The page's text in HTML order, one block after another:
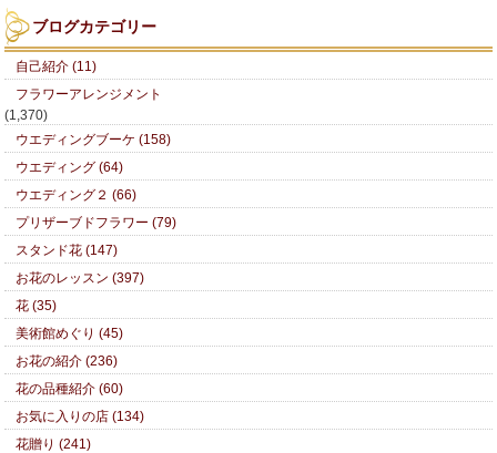
ブログカテゴリー
自己紹介 (11)
フラワーアレンジメント
(1,370)
ウエディングブーケ (158)
ウエディング (64)
ウエディング２ (66)
プリザーブドフラワー (79)
スタンド花 (147)
お花のレッスン (397)
花 (35)
美術館めぐり (45)
お花の紹介 (236)
花の品種紹介 (60)
お気に入りの店 (134)
花贈り (241)